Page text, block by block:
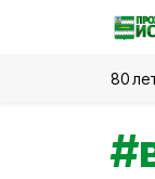
80
#